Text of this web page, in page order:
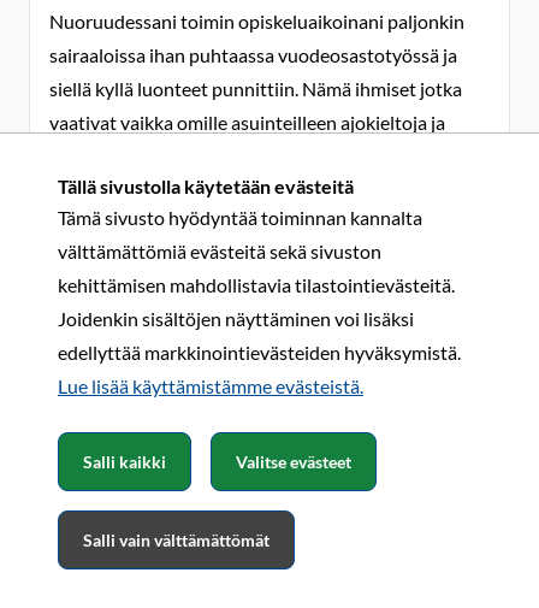
Tällä sivustolla käytetään evästeitä
Tämä sivusto hyödyntää toiminnan kannalta
välttämättömiä evästeitä sekä sivuston
kehittämisen mahdollistavia tilastointievästeitä.
Joidenkin sisältöjen näyttäminen voi lisäksi
edellyttää markkinointievästeiden hyväksymistä.
Lue lisää käyttämistämme evästeistä.​​​​​​
Salli kaikki
Salli vain välttämättömät
Valitse evästeet
Nuoruudessani toimin opiskeluaikoinani paljonkin
sairaaloissa ihan puhtaassa vuodeosastotyössä ja
siellä kyllä luonteet punnittiin. Nämä ihmiset jotka
vaativat vaikka omille asuinteilleen ajokieltoja ja
rakentamista teitä kuin palveluista? Lista on loputon,
eikä kukaan sitä jaksa lukea. Yhteiskunnassa ei
lasketa sitä kuka kuinkakin paljon käyttää tahi
tarvitsee vaan joissain asioissa puhalletaan yhteen
hiileen. Tämä perheiden laskutus on juuri
rautalankaesimerkki siitä kuinka tuota
yhteiskuntavastuuta tulee jakaa.
En ole enää taloudellisesti riippuvainen
palkkatulosta, enkä siis varsinaisesti edusta enää
teen kyllä erilaisia töitä valikoiduille ihmisille enempi
vähempi säännöllisesti ja toimin myös ns